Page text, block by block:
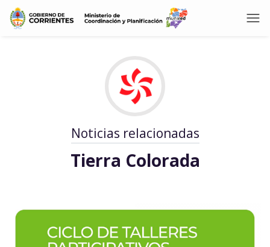
Noticias relacionadas
Tierra Colorada